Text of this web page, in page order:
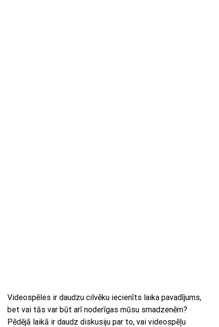
Videospēles ir daudzu cilvēku iecienīts laika pavadījums,
bet vai tās var būt arī noderīgas mūsu smadzenēm?
Pēdējā laikā ir daudz diskusiju par to, vai videospēļu